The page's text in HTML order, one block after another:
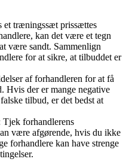
et træningssæt prissættes
kan det være et tegn
være sandt. Sammenlign
for at sikre, at tilbuddet er
af forhandleren for at få
Hvis der er mange negative
tilbud, er det bedst at
forhandlerens
være afgørende, hvis du ikke
forhandlere kan have strenge